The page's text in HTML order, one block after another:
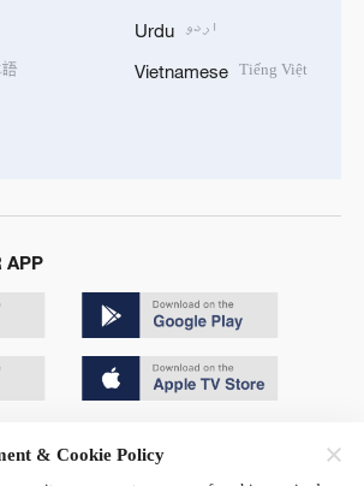
Urdu اردو
Vietnamese Tiếng Việt
APP
& Cookie Policy